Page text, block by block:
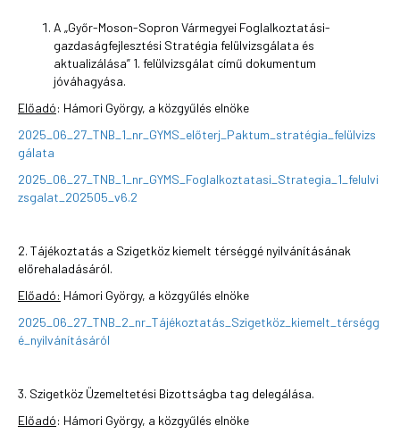
A „Győr-Moson-Sopron Vármegyei Foglalkoztatási-
gazdaságfejlesztési Stratégia felülvizsgálata és
aktualizálása” 1. felülvizsgálat című dokumentum
jóváhagyása.
Előadó: Hámori György, a közgyűlés elnöke
2025_06_27_TNB_1_nr_GYMS_előterj_Paktum_stratégia_felülvizs
gálata
2025_06_27_TNB_1_nr_GYMS_Foglalkoztatasi_Strategia_1_felulvi
zsgalat_202505_v6.2
2. Tájékoztatás a Szigetköz kiemelt térséggé nyilvánításának
előrehaladásáról.
Előadó: Hámori György, a közgyűlés elnöke
2025_06_27_TNB_2_nr_Tájékoztatás_Szigetköz_kiemelt_térségg
é_nyilvánításáról
3. Szigetköz Üzemeltetési Bizottságba tag delegálása.
Előadó: Hámori György, a közgyűlés elnöke